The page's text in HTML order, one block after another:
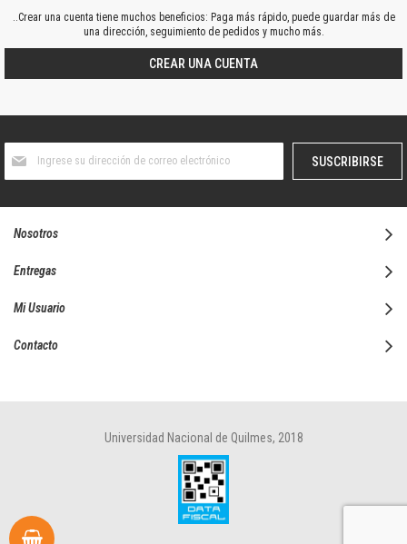
..Crear una cuenta tiene muchos beneficios: Paga más rápido, puede guardar más de
una dirección, seguimiento de pedidos y mucho más.
CREAR UNA CUENTA
boletín
SUSCRIBIRSE
Nosotros
Entregas
Mi Usuario
Contacto
Universidad Nacional de Quilmes, 2018